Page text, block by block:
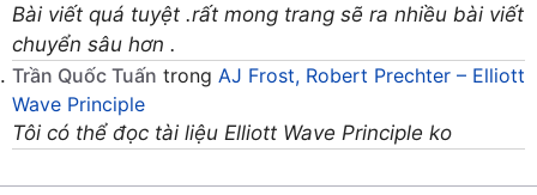
Bài viết quá tuyệt .rất mong trang sẽ ra nhiều bài viết
chuyển sâu hơn .
Trần Quốc Tuấn trong AJ Frost, Robert Prechter – Elliott
Wave Principle
Tôi có thể đọc tài liệu Elliott Wave Principle ko